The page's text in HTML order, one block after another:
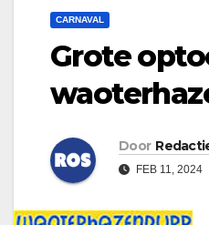
CARNAVAL
Grote
Door
FEB 11, 2024